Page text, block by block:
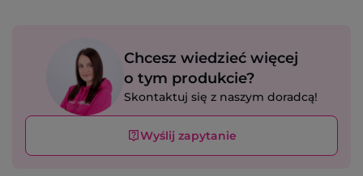
Chcesz wiedzieć więcej
o tym produkcie?
Skontaktuj się z naszym doradcą!
Wyślij zapytanie